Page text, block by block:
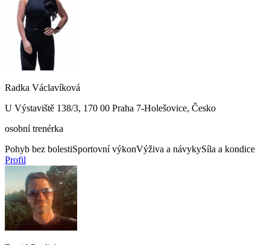
Radka Václavíková
U Výstaviště 138/3, 170 00 Praha 7-Holešovice, Česko
osobní trenérka
Pohyb bez bolestiSportovní výkonVýživa a návykySíla a kondice
Profil